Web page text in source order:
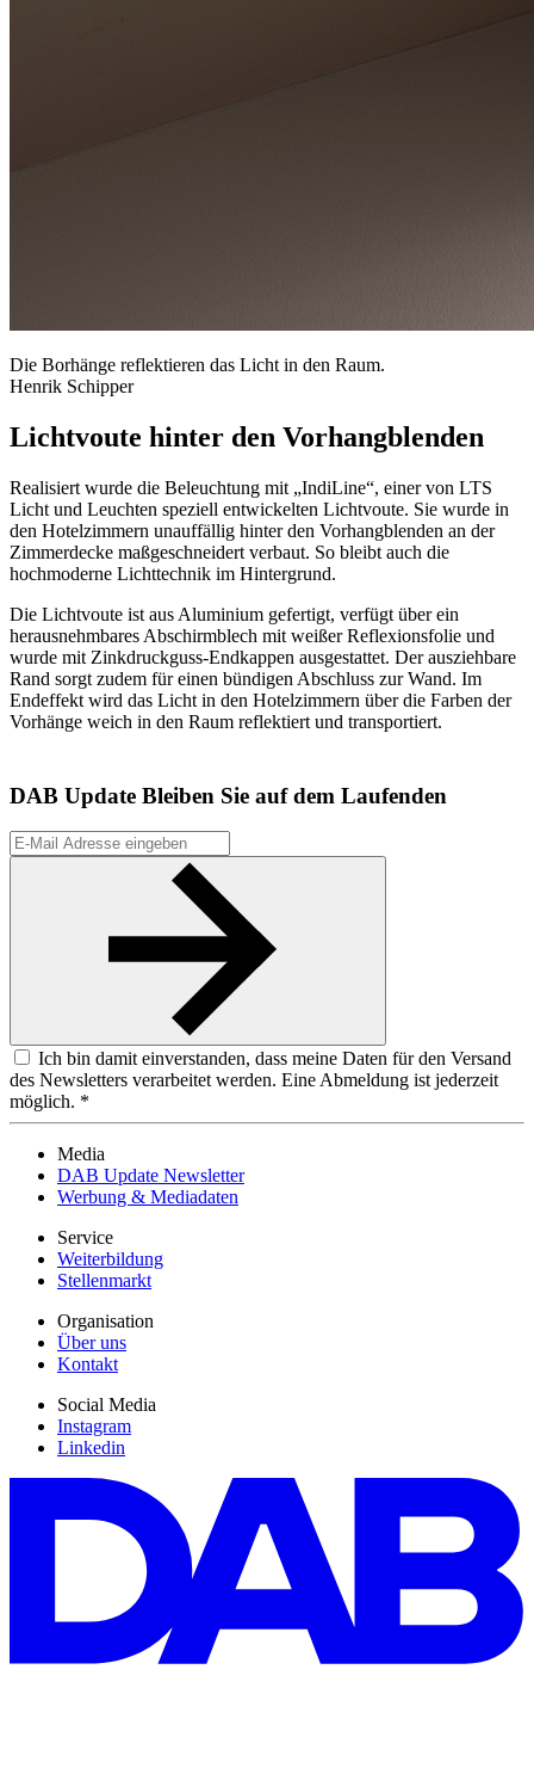
Die Borhänge reflektieren das Licht in den Raum.
Henrik Schipper
Lichtvoute hinter den Vorhangblenden
Realisiert wurde die Beleuchtung mit „IndiLine“, einer von LTS
Licht und Leuchten speziell entwickelten Lichtvoute. Sie wurde in
den Hotelzimmern unauffällig hinter den Vorhangblenden an der
Zimmerdecke maßgeschneidert verbaut. So bleibt auch die
hochmoderne Lichttechnik im Hintergrund.
Die Lichtvoute ist aus Aluminium gefertigt, verfügt über ein
herausnehmbares Abschirmblech mit weißer Reflexionsfolie und
wurde mit Zinkdruckguss-Endkappen ausgestattet. Der ausziehbare
Rand sorgt zudem für einen bündigen Abschluss zur Wand. Im
Endeffekt wird das Licht in den Hotelzimmern über die Farben der
Vorhänge weich in den Raum reflektiert und transportiert.
DAB Update Bleiben Sie auf dem Laufenden
Ich bin damit einverstanden, dass meine Daten für den Versand
des Newsletters verarbeitet werden. Eine Abmeldung ist jederzeit
möglich. *
Media
DAB Update Newsletter
Werbung & Mediadaten
Service
Weiterbildung
Stellenmarkt
Organisation
Über uns
Kontakt
Social Media
Instagram
Linkedin